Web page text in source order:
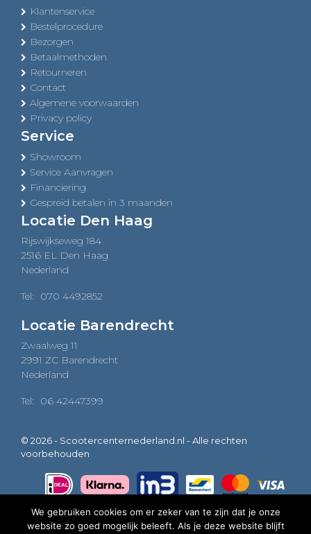
Klantenservice
Bestelprocedure
Bezorgen
Betaalmethoden
Retourneren
Contact
Algemene voorwaarden
Privacy policy
Service
Showroom
Service Aanvragen
Financiering
Gespreid betalen in 3 maanden
Locatie Den Haag
Rijswijkseweg 184
2516 EL Den Haag
Nederland
Tel: 070 4492852
Locatie Barendrecht
Zwaalweg 11
2991 ZC Barendrecht
Nederland
Tel: 06 42447399
© 2026 - Scootercenternederland.nl - Alle rechten
voorbehouden
We gebruiken cookies om er zeker van te zijn dat je onze
website zo goed mogelijk beleeft. Als je deze website blijft